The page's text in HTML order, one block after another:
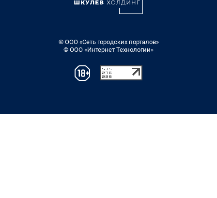
© ООО «Сеть городских порталов»
© ООО «Интернет Технологии»